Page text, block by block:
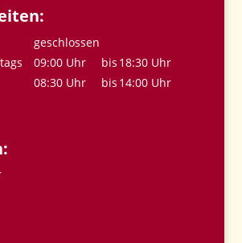
geschlossen
09:00 Uhr bis 18:30 Uhr
08:30 Uhr bis 14:00 Uhr